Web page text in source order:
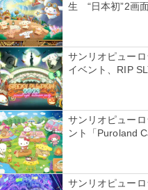
生 “日本初”2画
サンリオピュー
イベント、RIP
サンリオピュー
ント「Puroland
サンリオピュー